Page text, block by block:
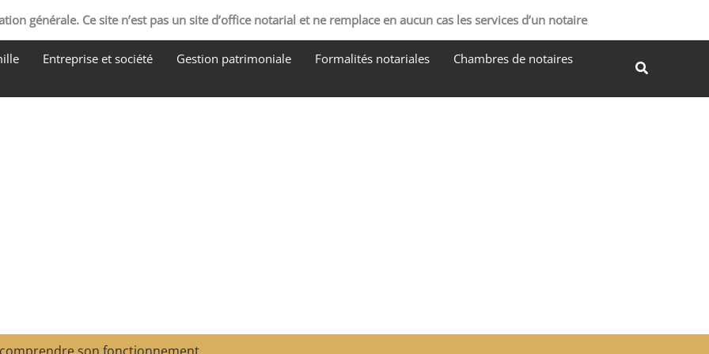
générale. Ce site n’est pas un site d’office notarial et ne remplace en aucun cas les services d’un notaire
Entreprise et société Gestion patrimoniale Formalités notariales
Chambres de notaires
Rechercher
e